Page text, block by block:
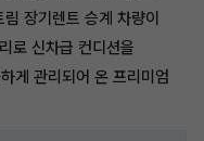
장기렌트 승계 차량이
로 신차급 컨디션을
게 관리되어 온 프리미엄